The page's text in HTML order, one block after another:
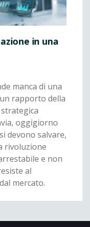
in una
manca di una
rapporto della
oggigiorno
devono salvare,
rivoluzione
e non
al
mercato.